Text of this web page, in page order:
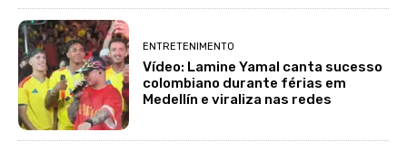
ENTRETENIMENTO
Vídeo: Lamine Yamal canta sucesso
colombiano durante férias em
Medellín e viraliza nas redes